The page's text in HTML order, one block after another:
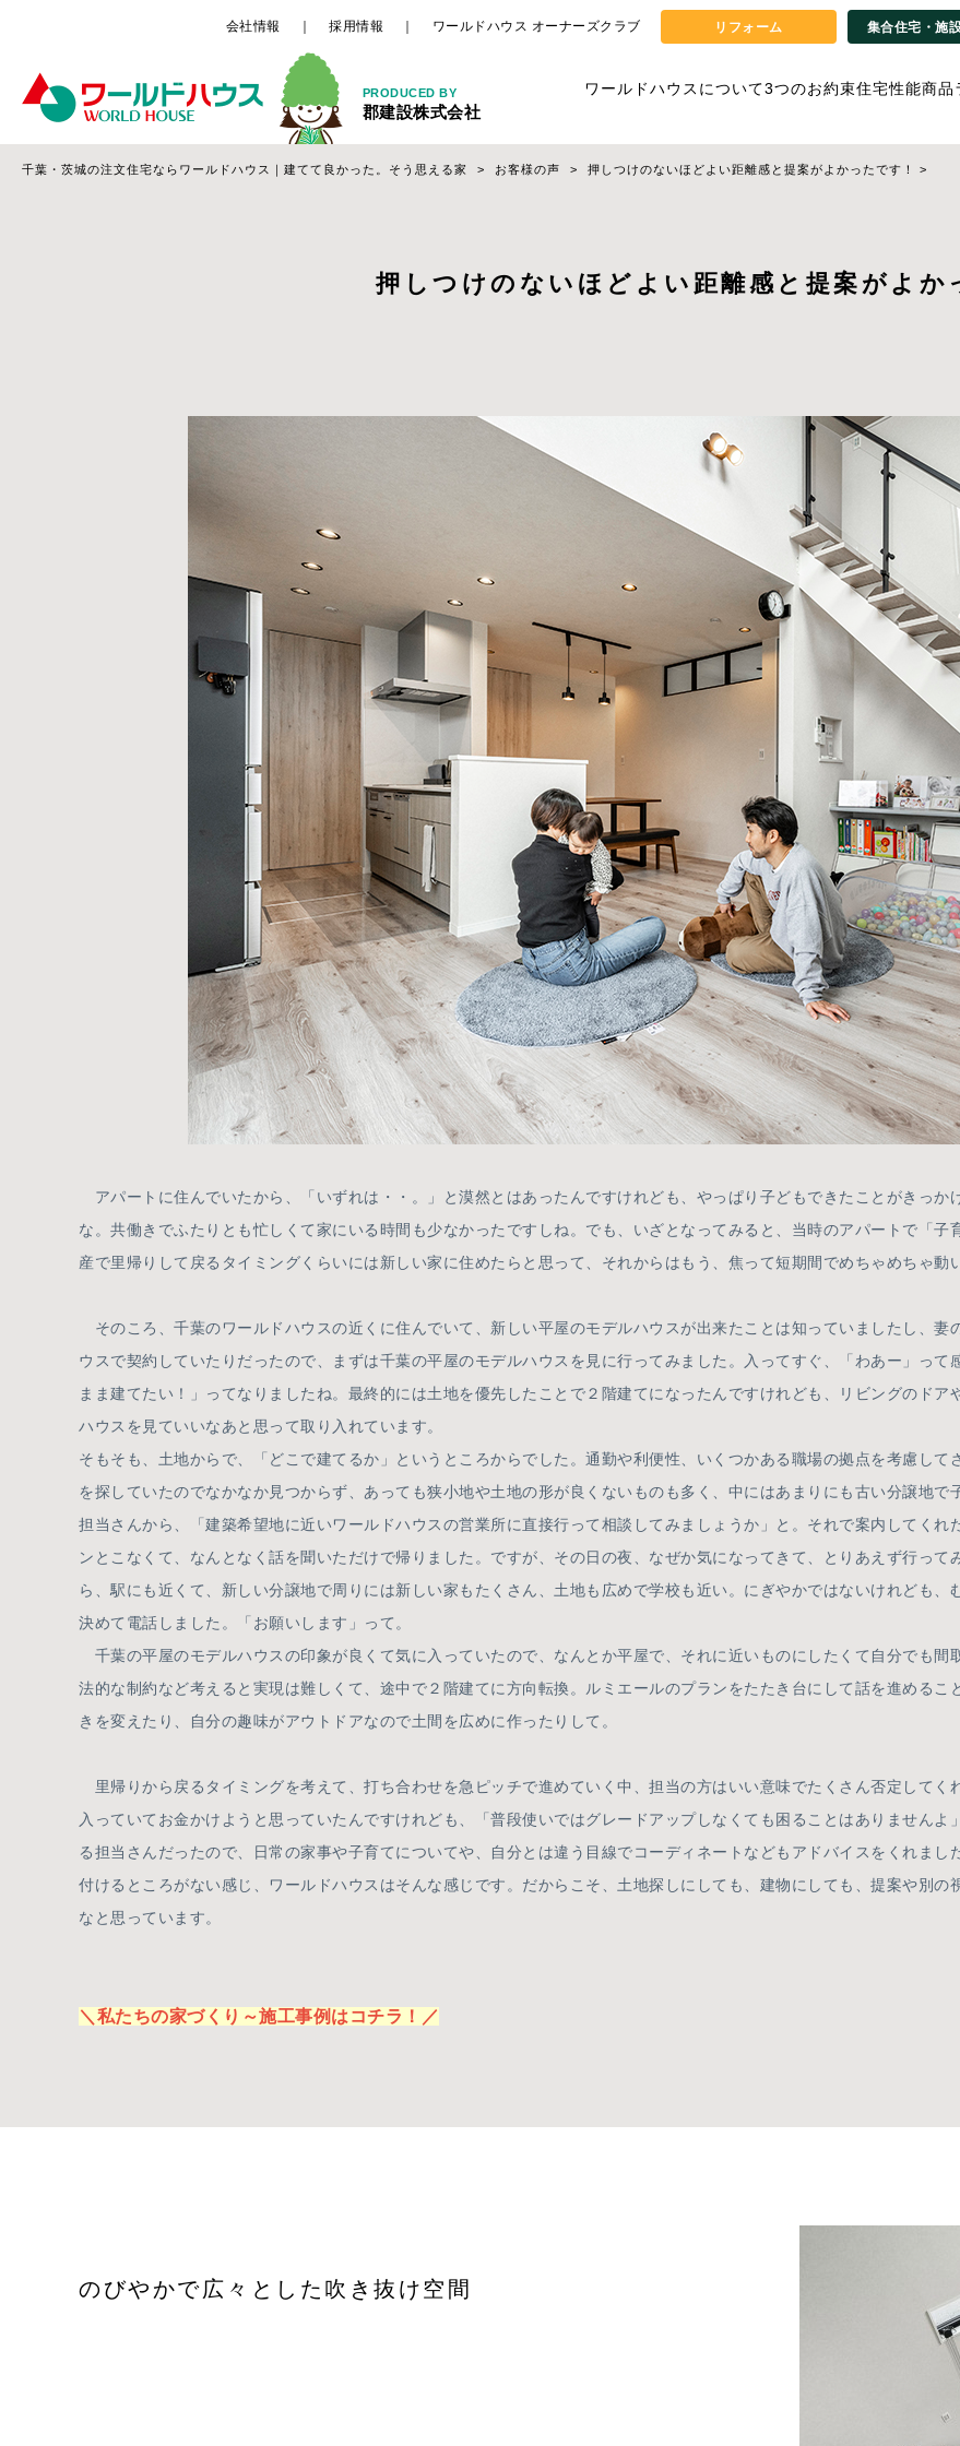
PRODUCED BY
郡建設株式会社
ワールドハウスについて3つのお約束住宅性能商品
会社情報 採用情報 ワールドハウス オーナーズクラブ リフォーム 集合住宅・施
千葉・茨城の注文住宅ならワールドハウス｜建てて良かった。そう思える家 お客様の声 押しつけのないほどよい距離感と提案がよかったです！ >
押しつけのないほどよい距離感と提案がよか
アパートに住んでいたから、「いずれは・・。」と漠然とはあったんですけれども、やっぱり子どもできたことがきっか
な。共働きでふたりとも忙しくて家にいる時間も少なかったですしね。でも、いざとなってみると、当時のアパートで「
産で里帰りして戻るタイミングくらいには新しい家に住めたらと思って、それからはもう、焦って短期間でめちゃめちゃ動
そのころ、千葉のワールドハウスの近くに住んでいて、新しい平屋のモデルハウスが出来たことは知っていましたし、妻
ウスで契約していたりだったので、まずは千葉の平屋のモデルハウスを見に行ってみました。入ってすぐ、「わあー」っ
まま建てたい！」ってなりましたね。最終的には土地を優先したことで２階建てになったんですけれども、リビングのド
ハウスを見ていいなあと思って取り入れています。
そもそも、土地からで、「どこで建てるか」というところからでした。通勤や利便性、いくつかある職場の拠点を考慮し
を探していたのでなかなか見つからず、あっても狭小地や土地の形が良くないものも多く、中にはあまりにも古い分譲地
担当さんから、「建築希望地に近いワールドハウスの営業所に直接行って相談してみましょうか」と。それで案内してく
ンとこなくて、なんとなく話を聞いただけで帰りました。ですが、その日の夜、なぜか気になってきて、とりあえず行っ
ら、駅にも近くて、新しい分譲地で周りには新しい家もたくさん、土地も広めで学校も近い。にぎやかではないけれども
決めて電話しました。「お願いします」って。
千葉の平屋のモデルハウスの印象が良くて気に入っていたので、なんとか平屋で、それに近いものにしたくて自分でも間
法的な制約など考えると実現は難しくて、途中で２階建てに方向転換。ルミエールのプランをたたき台にして話を進める
きを変えたり、自分の趣味がアウトドアなので土間を広めに作ったりして。
里帰りから戻るタイミングを考えて、打ち合わせを急ピッチで進めていく中、担当の方はいい意味でたくさん否定して
入っていてお金かけようと思っていたんですけれども、「普段使いではグレードアップしなくても困ることはありません
る担当さんだったので、日常の家事や子育てについてや、自分とは違う目線でコーディネートなどもアドバイスをくれま
付けるところがない感じ、ワールドハウスはそんな感じです。だからこそ、土地探しにしても、建物にしても、提案や別
なと思っています。
＼私たちの家づくり～施工事例はコチラ！／
のびやかで広々とした吹き抜け空間